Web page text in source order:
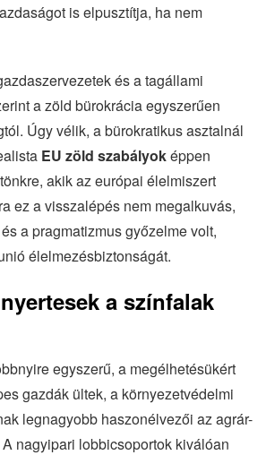
is elpusztítja, ha nem
és a tagállami
a zöld bürokrácia egyszerűen
Úgy vélik, a bürokratikus asztalnál
EU zöld szabályoképpen
akik az európai élelmiszert
ez a visszalépés nem megalkuvás,
a pragmatizmus győzelme volt,
élelmezésbiztonságát.
a színfalak
egyszerű, a megélhetésükért
gazdák ültek, a környezetvédelmi
legnagyobb haszonélvezői az agrár-
nagyipari lobbicsoportok kiválóan